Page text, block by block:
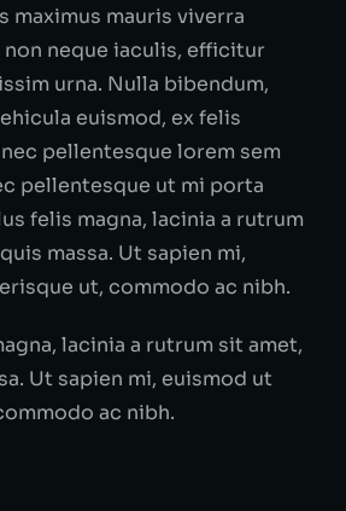
maximus mauris viverra
non neque iaculis, efficitur
urna. Nulla bibendum,
euismod, ex felis
pellentesque lorem sem
pellentesque ut mi porta
felis magna, lacinia a rutrum
massa. Ut sapien mi,
ut, commodo ac nibh.
lacinia a rutrum sit amet,
Ut sapien mi, euismod ut
ac nibh.